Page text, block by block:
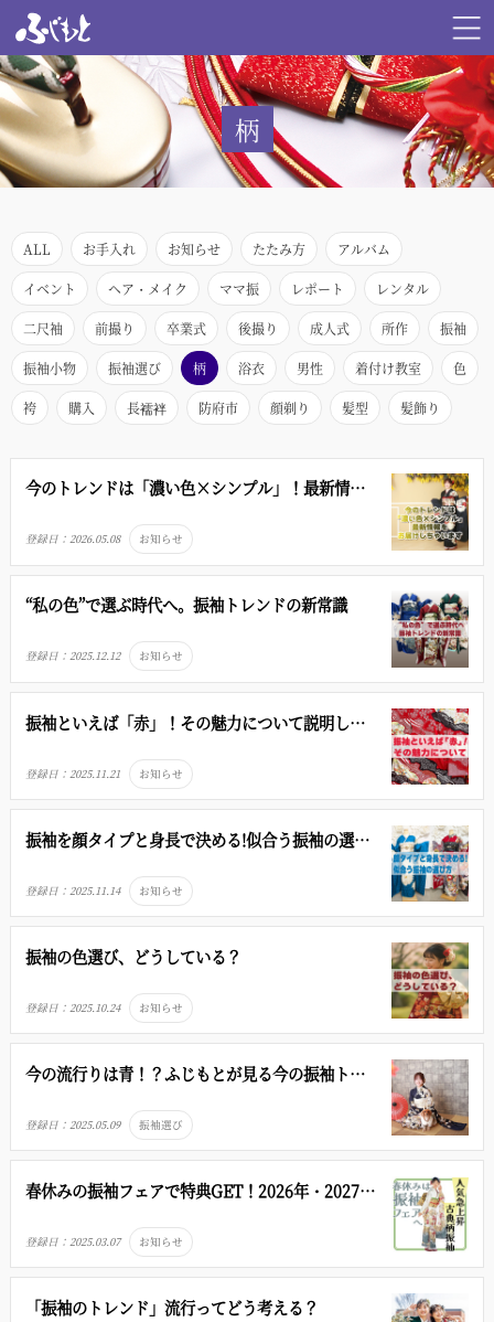
柄
ALL お手入れ お知らせ たたみ方 アルバム
イベント ヘア・メイク ママ振 レポート レンタル
二尺袖 前撮り 卒業式 後撮り 成人式 所作 振袖
振袖小物 振袖選び 柄 浴衣 男性 着付け教室 色
袴 購入 長襦袢 防府市 顔剃り 髪型 髪飾り
今のトレンドは「濃い色×シンプル」！最新情報
登録日：2026.05.08 お知らせ
“私の色”で選ぶ時代へ。振袖トレンドの新常識
登録日：2025.12.12 お知らせ
振袖といえば「赤」！その魅力について説明しち
登録日： 2025.11.21 お知らせ
振袖を顔タイプと身長で決める!似合う振袖の選び
登録日： 2025.11.14 お知らせ
振袖の色選び、どうしている？
登録日： 2025.10.24 お知らせ
今の流行りは青！？ふじもとが見る今の振袖トレ
登録日： 2025.05.09 振袖選び
春休みの振袖フェアで特典GET！2026年・2027年
登録日： 2025.03.07 お知らせ
「振袖のトレンド」流行ってどう考える？